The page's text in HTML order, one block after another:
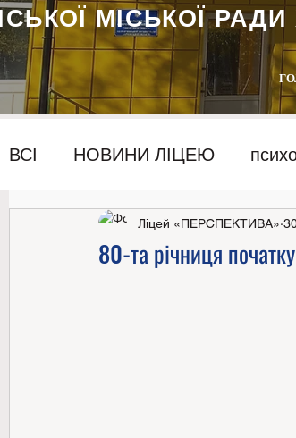
МІСЬКОЇ РАДИ
ВСІ НОВИНИ ЛІЦЕЮ
80-та річниця
Ліцей «ПЕРСПЕКТИВА»